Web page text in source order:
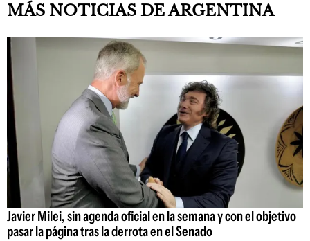
MÁS NOTICIAS DE ARGENTINA
Javier Milei, sin agenda oficial en la semana y con el objetivo
pasar la página tras la derrota en el Senado